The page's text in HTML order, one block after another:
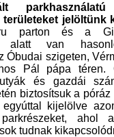
területeket jelöltünk
parton és a
alatt van
Óbudai szigeten,
Pál pápa téren.
és gazdái
biztosítsuk a
egyúttal kijelölve
parkrészeket, ahol
tudnak